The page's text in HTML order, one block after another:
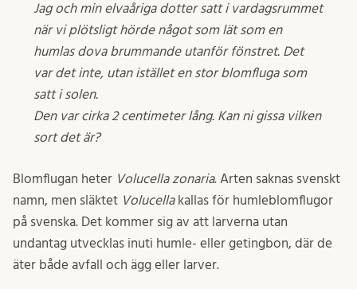
Jag och min elvaåriga dotter satt i vardagsrummet
när vi plötsligt hörde något som lät som en
humlas dova brummande utanför fönstret. Det
var det inte, utan istället en stor blomfluga som
satt i solen.
Den var cirka 2 centimeter lång. Kan ni gissa vilken
sort det är?
Blomflugan heter Volucella zonaria. Arten saknas svenskt
namn, men släktet Volucellakallas för humleblomflugor
på svenska. Det kommer sig av att larverna utan
undantag utvecklas inuti humle- eller getingbon, där de
äter både avfall och ägg eller larver.